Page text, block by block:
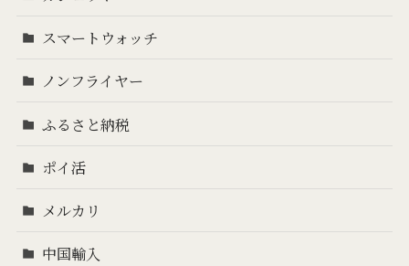
スマートウォッチ
ノンフライヤー
ふるさと納税
ポイ活
メルカリ
中国輸入